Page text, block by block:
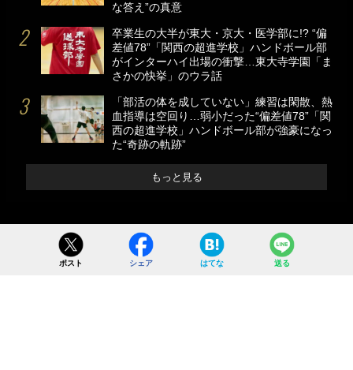
な答え”の真意
卒業生の大半が東大・京大・医学部に!? “偏
差値78”「関西の超進学校」ハンドボール部
がインターハイ出場の衝撃…東大寺学園「ま
さかの快挙」のウラ話
「部活の体を成していない」練習は閑散、熱
血指導は空回り…弱小だった“偏差値78”「関
西の超進学校」ハンドボール部が強豪になっ
た“奇跡の軌跡”
もっと見る
ポスト シェア はてな 送る